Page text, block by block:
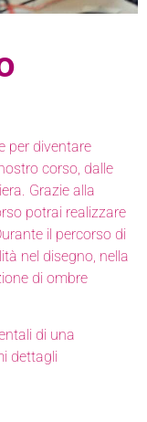
per diventare
corso, dalle
Grazie alla
potrai realizzare
il percorso di
nel disegno, nella
di ombre
di una
dettagli